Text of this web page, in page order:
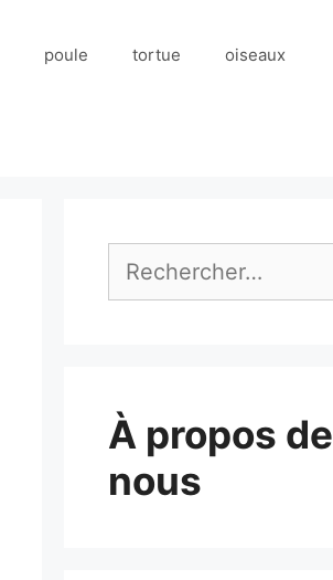
poule tortue oiseaux
À propos de
nous